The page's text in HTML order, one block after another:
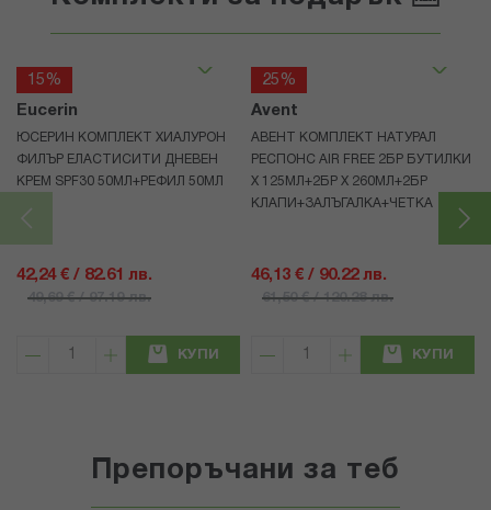
15%
Eucerin
ЮСЕРИН КОМПЛЕКТ ХИАЛУРОН
ФИЛЪР ЕЛАСТИСИТИ ДНЕВЕН
КРЕМ SPF30 50МЛ+РЕФИЛ 50МЛ
42,24 € / 82.61 лв.
49,69 € / 97.19 лв.
КУПИ
25%
Avent
АВЕНТ КОМПЛЕКТ НАТУРАЛ
РЕСПОНС AIR FREE 2БР БУТИЛКИ
Х 125МЛ+2БР Х 260МЛ+2БР
КЛАПИ+ЗАЛЪГАЛКА+ЧЕТКА
46,13 € / 90.22 лв.
61,50 € / 120.28 лв.
КУПИ
Препоръчани за теб